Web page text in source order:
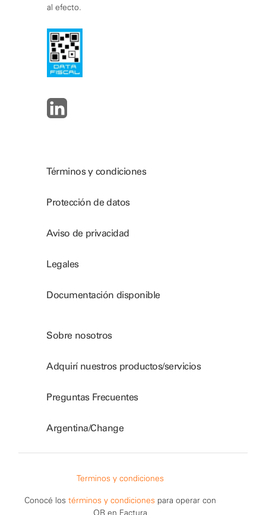
al efecto.
Términos y condiciones
Protección de datos
Aviso de privacidad
Legales
Documentación disponible
Sobre nosotros
Adquirí nuestros productos/servicios
Preguntas Frecuentes
Argentina/Change
Terminos y condiciones
Conocé los términos y condicionespara operar con
QR en Factura